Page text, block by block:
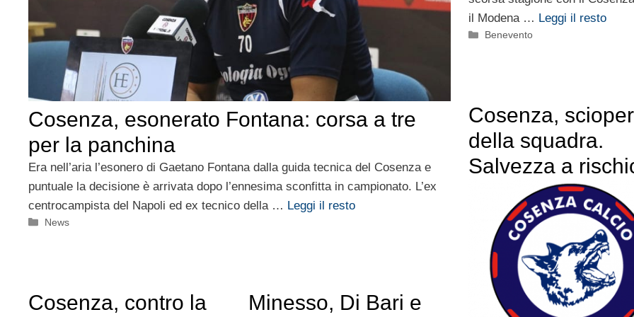
Cosenza, esonerato Fontana: corsa a tre
per la panchina
Era nell’aria l’esonero di Gaetano Fontana dalla guida tecnica del Cosenza e
puntuale la decisione è arrivata dopo l’ennesima sconfitta in campionato. L’ex
centrocampista del Napoli ed ex tecnico della … Leggi il resto
Categorie
News
il Modena … Leggi il resto
Categorie
Benevento
Cosenza,
della squadra.
Salvezza a
Cosenza, contro la
Minesso, Di Bari e